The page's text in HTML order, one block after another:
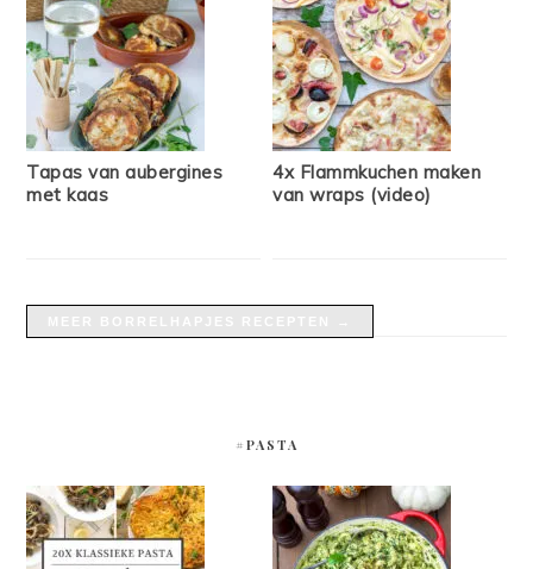
Tapas van aubergines
met kaas
4x Flammkuchen maken
van wraps (video)
#PASTA